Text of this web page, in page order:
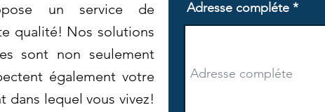
un service de
qualité! Nos solutions
sont non seulement
également votre
dans lequel vous vivez!
Adresse compléte